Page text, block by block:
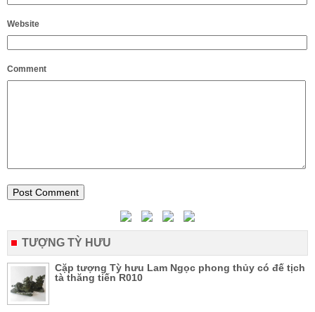
Website
Comment
TƯỢNG TỲ HƯU
Cặp tượng Tỳ hưu Lam Ngọc phong thủy có đế tịch
tà thăng tiến R010